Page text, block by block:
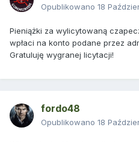
Opublikowano 18
Pieniążki za wylicytowaną
wpłaci na konto podane przez
Gratuluję wygranej licytacji!
fordo48
Opublikowano 18